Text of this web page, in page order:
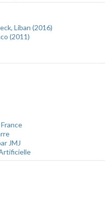
Liban (2016)
(2011)
JMJ